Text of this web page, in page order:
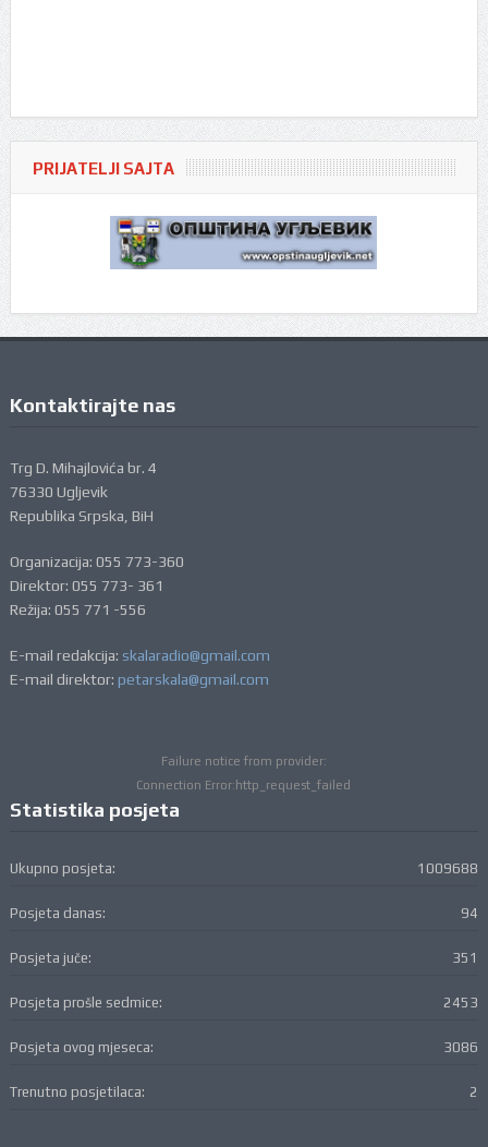
PRIJATELJI SAJTA
Kontaktirajte nas
Trg D. Mihajlovića br. 4
76330 Ugljevik
Republika Srpska, BiH
Organizacija: 055 773-360
Direktor: 055 773- 361
Režija: 055 771 -556
E-mail redakcija: skalaradio@gmail.com
E-mail direktor: petarskala@gmail.com
Failure notice from provider:
Connection Error:http_request_failed
Statistika posjeta
1009688
Ukupno posjeta:
94
Posjeta danas:
351
Posjeta juče:
2453
Posjeta prošle sedmice:
3086
Posjeta ovog mjeseca:
2
Trenutno posjetilaca: